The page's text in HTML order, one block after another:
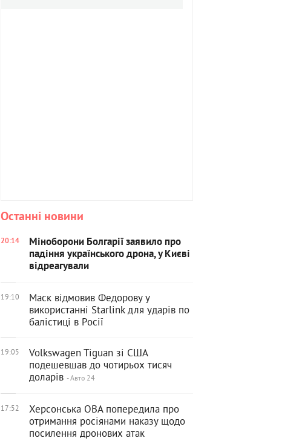
Останні новини
20:14
Міноборони Болгарії заявило про
падіння українського дрона, у Києві
відреагували
19:10
Маск відмовив Федорову у
використанні Starlink для ударів по
балістиці в Росії
19:05
Volkswagen Tiguan зі США
подешевшав до чотирьох тисяч
доларів- Авто 24
17:52
Херсонська ОВА попередила про
отримання росіянами наказу щодо
посилення дронових атак